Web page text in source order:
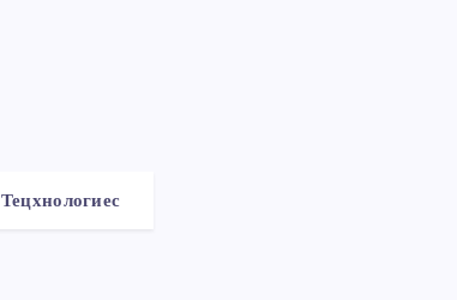
Тецхнологиес